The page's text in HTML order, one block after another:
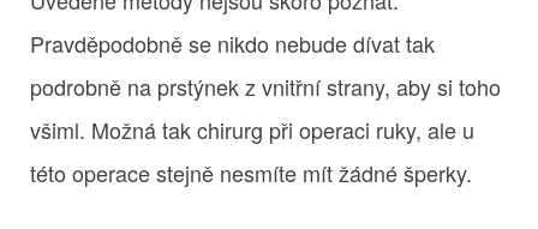
Pravděpodobně se nikdo nebude dívat tak
podrobně na prstýnek z vnitřní strany, aby si toho
všiml. Možná tak chirurg při operaci ruky, ale u
této operace stejně nesmíte mít žádné šperky.